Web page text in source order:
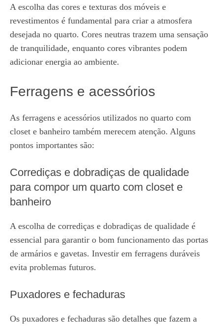
A escolha das cores e texturas dos móveis e
revestimentos é fundamental para criar a atmosfera
desejada no quarto. Cores neutras trazem uma sensação
de tranquilidade, enquanto cores vibrantes podem
adicionar energia ao ambiente.
Ferragens e acessórios
As ferragens e acessórios utilizados no quarto com
closet e banheiro também merecem atenção. Alguns
pontos importantes são:
Corrediças e dobradiças de qualidade
para compor um quarto com closet e
banheiro
A escolha de corrediças e dobradiças de qualidade é
essencial para garantir o bom funcionamento das portas
de armários e gavetas. Investir em ferragens duráveis
evita problemas futuros.
Puxadores e fechaduras
Os puxadores e fechaduras são detalhes que fazem a